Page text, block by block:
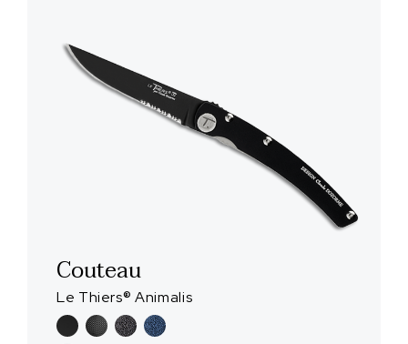
Couteau
Le Thiers® Animalis